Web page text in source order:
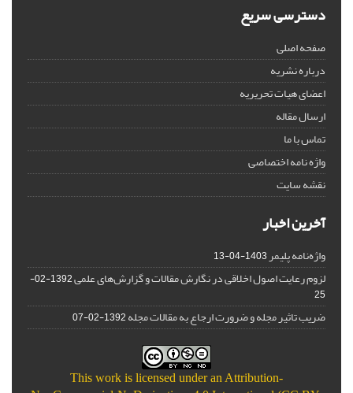
دسترسی سریع
صفحه اصلی
درباره نشریه
اعضای هیات تحریریه
ارسال مقاله
تماس با ما
واژه نامه اختصاصی
نقشه سایت
آخرین اخبار
واژه‌نامه پلیمر1403-04-13
لزوم رعایت اصول اخلاقی در نگارش مقالات و گزارش‌‌های علمی
1392-02-
25
ضریب تاثیر مجله و ضرورت ارجاع به مقالات مجله1392-02-07
This work is licensed under an Attribution-